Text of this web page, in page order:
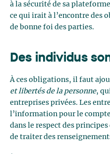
à la sécurité de sa
ce qui irait à l’encontre des
de bonne foi des parties.
Des individus
À ces obligations, il faut
et libertés de la personne,
entreprises privées. Les
l’information pour le
dans le respect des
de traiter des